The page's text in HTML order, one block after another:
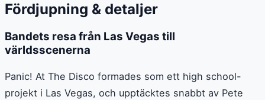
Fördjupning & detaljer
Bandets resa från Las Vegas till
världsscenerna
Panic! At The Disco formades som ett high school-
projekt i Las Vegas, och upptäcktes snabbt av Pete